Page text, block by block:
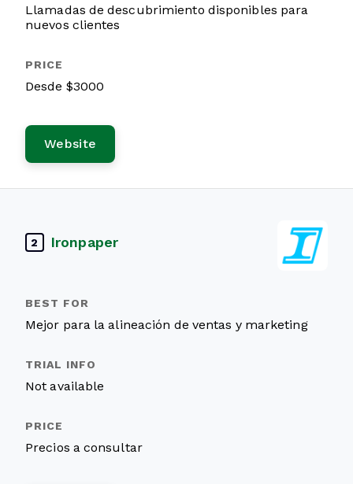
Llamadas de descubrimiento disponibles para
nuevos clientes
Desde $3000
Website
2 Ironpaper
Mejor para la alineación de ventas y marketing
Not available
Precios a consultar